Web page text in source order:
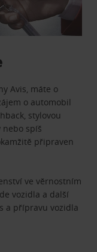
Avis, máte o
o automobil
stylovou
spíš
připraven
ve věrnostním
vozidla a další
a přípravu vozidla